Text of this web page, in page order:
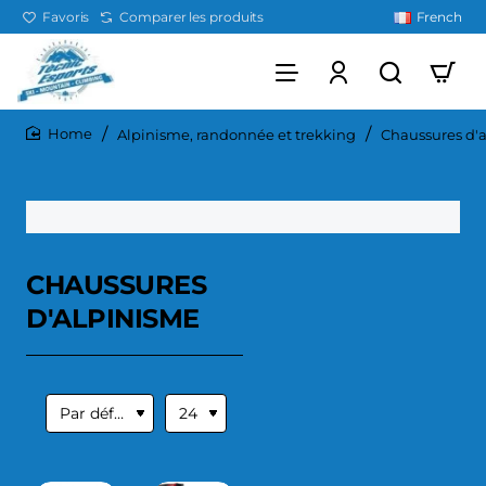
Favoris Comparer les produits French
Alpinisme, randonnée et trekking Chaussures
CHAUSSURES
D'ALPINISME